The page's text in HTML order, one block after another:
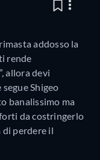
addosso la
rende
allora devi
segue Shigeo
banalissimo ma
da costringerlo
di perdere il